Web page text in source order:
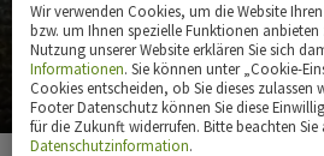
Werner
Wir verwenden Cookies, um die Website
bzw. um Ihnen spezielle Funktionen
Nutzung unserer Website erklären Sie sich
Informationen. Sie können unter „Cookie-
Cookies entscheiden, ob Sie dieses zulassen
Footer Datenschutz können Sie diese
für die Zukunft widerrufen. Bitte beachten Sie
Datenschutzinformation.